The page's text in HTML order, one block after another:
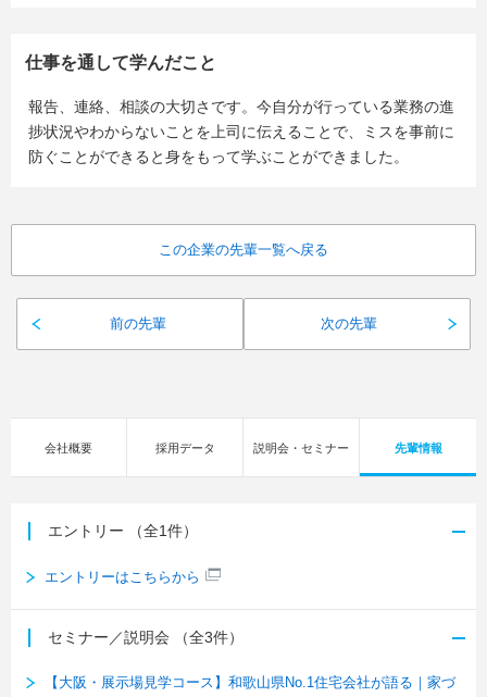
仕事を通して学んだこと
報告、連絡、相談の大切さです。今自分が行っている業務の進
捗状況やわからないことを上司に伝えることで、ミスを事前に
防ぐことができると身をもって学ぶことができました。
前の先輩
この企業の先輩一覧へ戻る
次の先輩
会社概要 採用データ 説明会・セミナー 先輩情報
エントリー （全1件）
エントリーはこちらから
セミナー／説明会 （全3件）
【大阪・展示場見学コース】和歌山県No.1住宅会社が語る｜家づ